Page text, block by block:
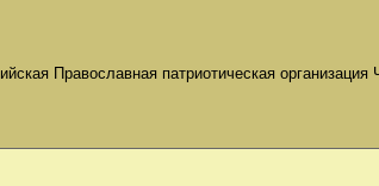
Православная патриотическая организация